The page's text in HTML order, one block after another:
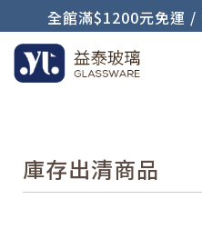
全館滿$1200元免運
庫存出清商品